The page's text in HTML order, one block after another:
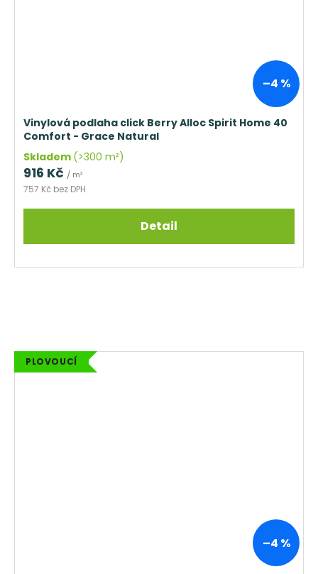
–4 %
Vinylová podlaha click Berry Alloc Spirit Home 40
Comfort - Grace Natural
Skladem (>300 m²)
757 Kč bez DPH
916 Kč / m²
Detail
PLOVOUCÍ
–4 %